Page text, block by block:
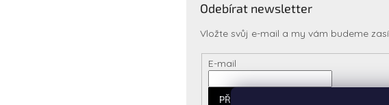
Odebírat newsletter
Vložte svůj e-mail a my vám budeme
E-mail
PŘIHLÁSIT SE